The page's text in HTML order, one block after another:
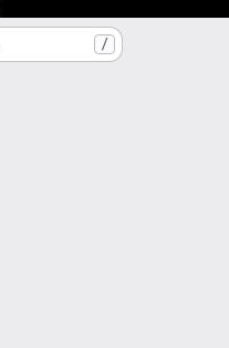
/